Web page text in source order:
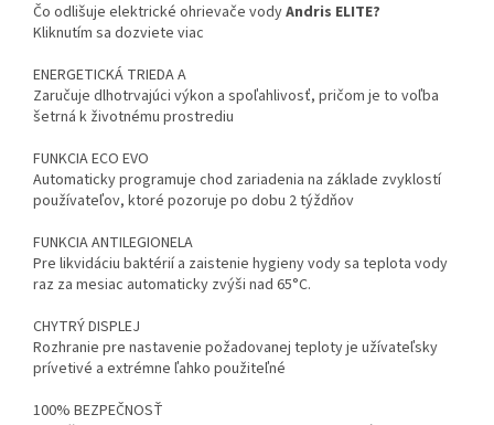
Čo odlišuje elektrické ohrievače vodyAndris ELITE?
Kliknutím sa dozviete viac
ENERGETICKÁ TRIEDA A
Zaručuje dlhotrvajúci výkon a spoľahlivosť, pričom je to voľba
šetrná k životnému prostrediu
FUNKCIA ECO EVO
Automaticky programuje chod zariadenia na základe zvyklostí
používateľov, ktoré pozoruje po dobu 2 týždňov
FUNKCIA ANTILEGIONELA
Pre likvidáciu baktérií a zaistenie hygieny vody sa teplota vody
raz za mesiac automaticky zvýši nad 65°C.
CHYTRÝ DISPLEJ
Rozhranie pre nastavenie požadovanej teploty je užívateľsky
prívetivé a extrémne ľahko použiteľné
100% BEZPEČNOSŤ